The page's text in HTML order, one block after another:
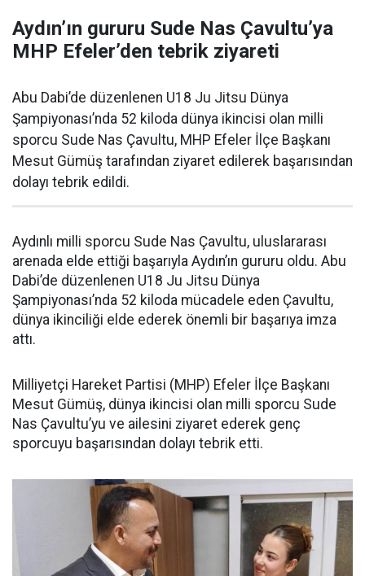
Aydın’ın gururu Sude Nas Çavultu’ya
MHP Efeler’den tebrik ziyareti
Abu Dabi’de düzenlenen U18 Ju Jitsu Dünya
Şampiyonası’nda 52 kiloda dünya ikincisi olan milli
sporcu Sude Nas Çavultu, MHP Efeler İlçe Başkanı
Mesut Gümüş tarafından ziyaret edilerek başarısından
dolayı tebrik edildi.
Aydınlı milli sporcu Sude Nas Çavultu, uluslararası
arenada elde ettiği başarıyla Aydın’ın gururu oldu. Abu
Dabi’de düzenlenen U18 Ju Jitsu Dünya
Şampiyonası’nda 52 kiloda mücadele eden Çavultu,
dünya ikinciliği elde ederek önemli bir başarıya imza
attı.
Milliyetçi Hareket Partisi (MHP) Efeler İlçe Başkanı
Mesut Gümüş, dünya ikincisi olan milli sporcu Sude
Nas Çavultu’yu ve ailesini ziyaret ederek genç
sporcuyu başarısından dolayı tebrik etti.